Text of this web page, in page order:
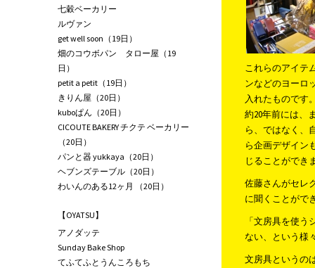
これらのアイテ
ンなどのヨーロ
入れたものです
約20年前には、
ら、ではなく、
ら企画デザイン
じることができ
佐藤さんがセレ
に聞くことがで
「文房具を使
ない、という様
文房具というの
七穀ベーカリー
ルヴァン
get well soon（19日）
畑のコウボパン タロー屋（19
日）
petit a petit（19日）
きりん屋（20日）
kuboぱん（20日）
CICOUTE BAKERY チクテ ベーカリー
（20日）
パンと器 yukkaya（20日）
ヘブンズテーブル（20日）
わいんのある12ヶ月 （20日）
【OYATSU】
アノダッテ
Sunday Bake Shop
てふてふとうんころもち